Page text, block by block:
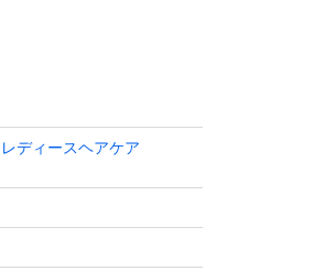
レディースヘアケア